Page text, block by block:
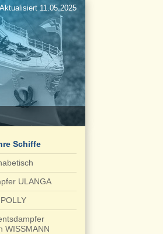
Aktualisiert 11.05.2025
Schiffe
ULANGA
WISSMANN